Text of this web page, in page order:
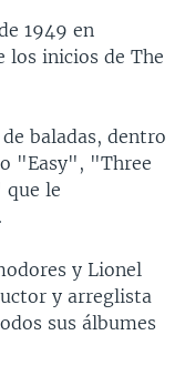
1949 en
los inicios de The
baladas, dentro
"Easy", "Three
le
y Lionel
y arreglista
sus álbumes